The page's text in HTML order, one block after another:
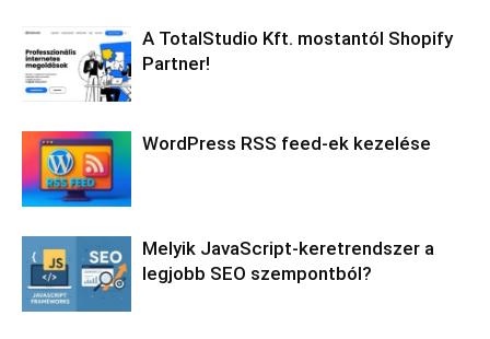
A TotalStudio Kft. mostantól Shopify
Partner!
WordPress RSS feed-ek kezelése
Melyik JavaScript-keretrendszer a
legjobb SEO szempontból?